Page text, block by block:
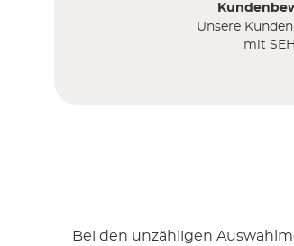
Unsere
mit
Bei den unzähligen